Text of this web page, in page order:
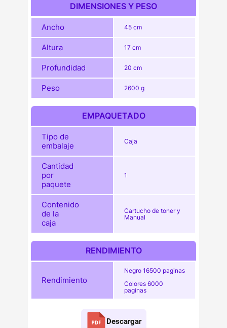
DIMENSIONES Y PESO
Ancho 45 cm
Altura 17 cm
Profundidad 20 cm
Peso 2600 g
EMPAQUETADO
Tipo de
embalaje
Caja
Cantidad
por
paquete
1
Contenido
de la
caja
Cartucho de toner y
Manual
RENDIMIENTO
Rendimiento
Negro 16500 paginas
Colores 6000
paginas
Descargar